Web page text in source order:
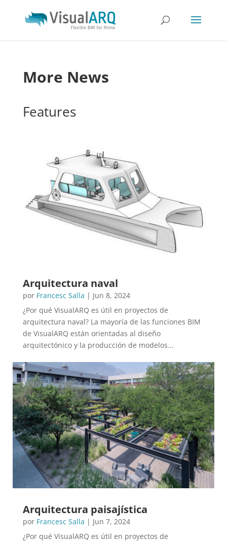
More News
Features
Arquitectura naval
por Francesc Salla | Jun 8, 2024
¿Por qué VisualARQ es útil en proyectos de
arquitectura naval? La mayoría de las funciones BIM
de VisualARQ están orientadas al diseño
arquitectónico y la producción de modelos...
Arquitectura paisajística
por Francesc Salla | Jun 7, 2024
¿Por qué VisualARQ es útil en proyectos de